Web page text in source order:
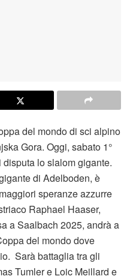
del mondo di sci alpino
Gora. Oggi, sabato 1°
lo slalom gigante.
di Adelboden, è
speranze azzurre
Raphael Haaser,
a Saalbach 2025, andrà a
del mondo dove
Sarà battaglia tra gli
Tumler e Loic Meillard e